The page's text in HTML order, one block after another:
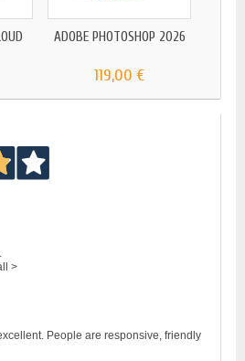
ADOBE PHOTOSHOP 2026
119,00 €
>
People are responsive, friendly